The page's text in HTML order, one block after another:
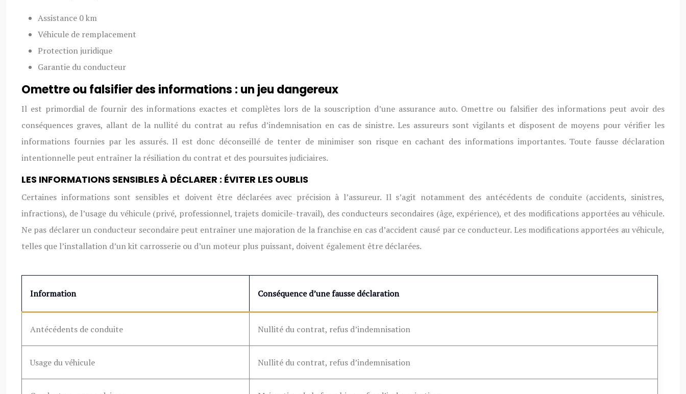
Assistance 0 km
Véhicule de remplacement
Protection juridique
Garantie du conducteur
Omettre ou falsifier des informations : un jeu dangereux
Il est primordial de fournir des informations exactes et complètes lors de la souscription d’une assurance auto. Omettre ou falsifier des informations peut avoir des
conséquences graves, allant de la nullité du contrat au refus d’indemnisation en cas de sinistre. Les assureurs sont vigilants et disposent de moyens pour vérifier les
informations fournies par les assurés. Il est donc déconseillé de tenter de minimiser son risque en cachant des informations importantes. Toute fausse déclaration
intentionnelle peut entraîner la résiliation du contrat et des poursuites judiciaires.
LES INFORMATIONS SENSIBLES À DÉCLARER : ÉVITER LES OUBLIS
Certaines informations sont sensibles et doivent être déclarées avec précision à l’assureur. Il s’agit notamment des antécédents de conduite (accidents, sinistres,
infractions), de l’usage du véhicule (privé, professionnel, trajets domicile-travail), des conducteurs secondaires (âge, expérience), et des modifications apportées au véhicule.
Ne pas déclarer un conducteur secondaire peut entraîner une majoration de la franchise en cas d’accident causé par ce conducteur. Les modifications apportées au véhicule,
telles que l’installation d’un kit carrosserie ou d’un moteur plus puissant, doivent également être déclarées.
Information Conséquence d’une fausse déclaration
Antécédents de conduite Nullité du contrat, refus d’indemnisation
Usage du véhicule Nullité du contrat, refus d’indemnisation